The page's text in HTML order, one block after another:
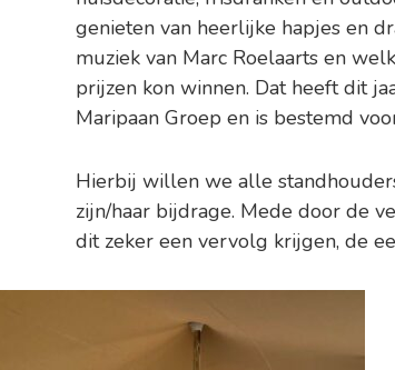
genieten van heerlijke hapjes en
muziek van Marc Roelaarts en
prijzen kon winnen. Dat heeft dit
Maripaan Groep en is bestemd
Hierbij willen we alle
zijn/haar bijdrage. Mede door de
dit zeker een vervolg krijgen, de